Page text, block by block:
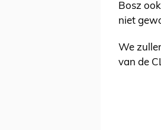
Bosz
niet
We
van de